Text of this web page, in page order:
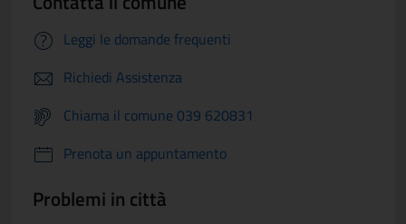
Leggi le domande frequenti
Richiedi Assistenza
Chiama il comune 039 620831
Prenota un appuntamento
Problemi in città